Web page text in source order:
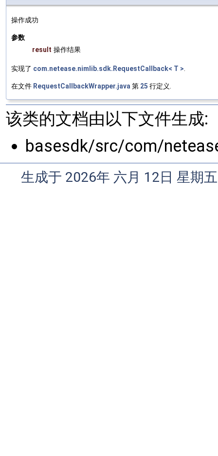
操作成功
参数
result 操作结果
实现了 com.netease.nimlib.sdk.RequestCallback< T >.
在文件 RequestCallbackWrapper.java第 25 行定义.
该类的文档由以下文件生成:
basesdk/src/com/
生成于 2026年 六月 12日 星期